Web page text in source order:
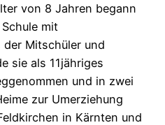
von 8 Jahren begann
mit
Mitschüler und
sie als 11jähriges
und in zwei
zur Umerziehung
in Kärnten und